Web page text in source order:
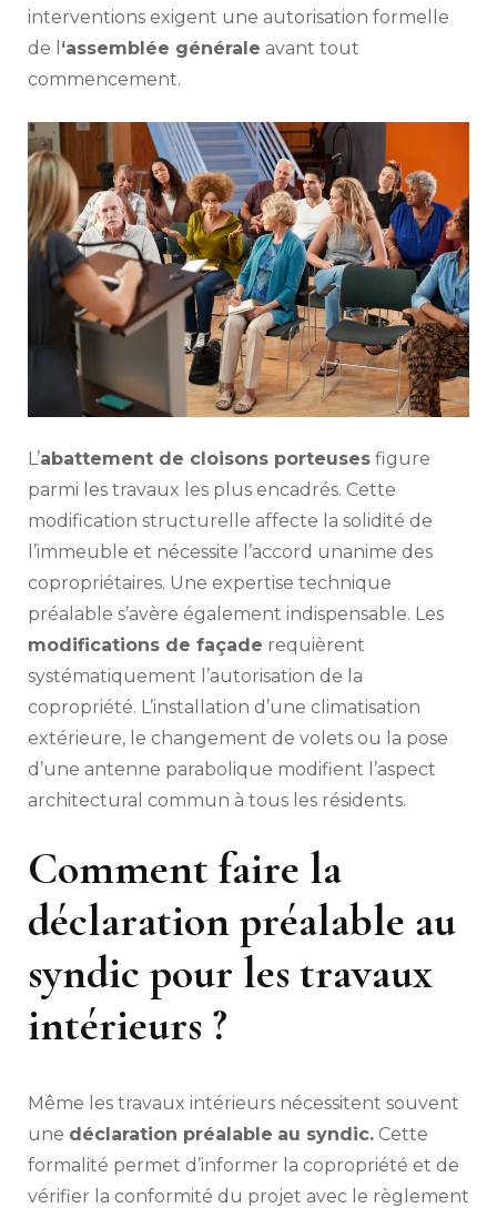
interventions exigent une autorisation formelle
de l ‘assemblée générale avant tout
commencement.
L’abattement de cloisons porteuses figure
parmi les travaux les plus encadrés. Cette
modification structurelle affecte la solidité de
l’immeuble et nécessite l’accord unanime des
copropriétaires. Une expertise technique
préalable s’avère également indispensable. Les
modifications de façade requièrent
systématiquement l’autorisation de la
copropriété. L’installation d’une climatisation
extérieure, le changement de volets ou la pose
d’une antenne parabolique modifient l’aspect
architectural commun à tous les résidents.
Comment faire la
déclaration préalable au
syndic pour les travaux
intérieurs ?
Même les travaux intérieurs nécessitent souvent
une déclaration préalable au syndic. Cette
formalité permet d’informer la copropriété et de
vérifier la conformité du projet avec le règlement